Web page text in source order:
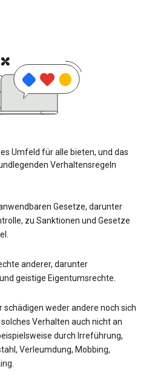
Umfeld für alle bieten, und das
Verhaltensregeln
Gesetze, darunter
zu Sanktionen und Gesetze
anderer, darunter
geistige Eigentumsrechte.
schädigen weder andere noch sich
Verhalten auch nicht an
durch Irreführung,
Verleumdung, Mobbing,